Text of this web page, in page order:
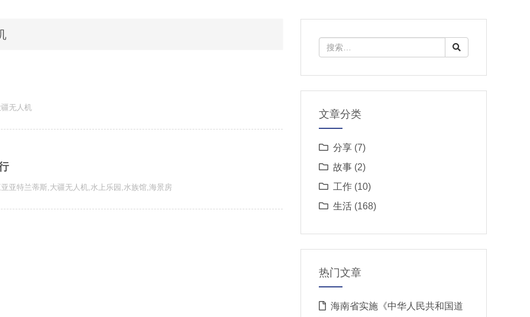
疆无人机
亚亚特兰蒂斯,大疆无人机,水上乐园 ,水族馆,海景房
文章分类
分享(7)
故事(2)
工作(10)
生活(168)
热门文章
海南省实施《中华人民共和国道